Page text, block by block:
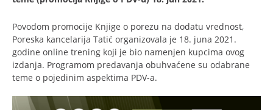
Povodom promocije Knjige o porezu na dodatu vrednost,
Poreska kancelarija Tatić organizovala je 18. juna 2021.
godine online trening koji je bio namenjen kupcima ovog
izdanja. Programom predavanja obuhvaćene su odabrane
teme o pojedinim aspektima PDV-a.